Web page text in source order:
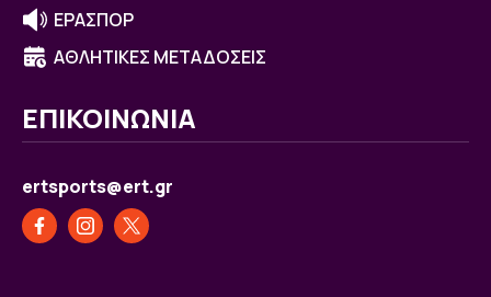
ΕΡΑΣΠΟΡ
ΑΘΛΗΤΙΚΕΣ ΜΕΤΑΔΟΣΕΙΣ
ΕΠΙΚΟΙΝΩΝΙΑ
ertsports@ert.gr